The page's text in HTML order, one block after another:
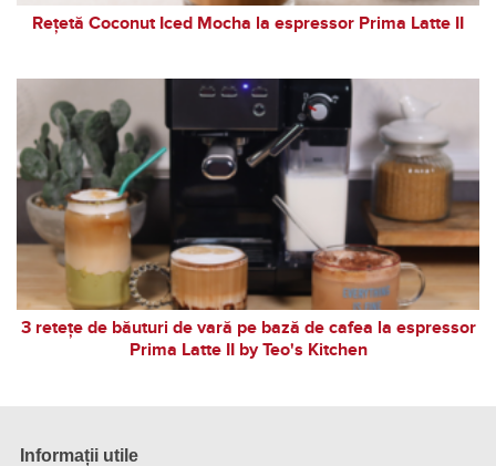
Rețetă Coconut Iced Mocha la espressor Prima Latte II
3 retețe de băuturi de vară pe bază de cafea la espressor
Prima Latte II by Teo's Kitchen
Informații utile